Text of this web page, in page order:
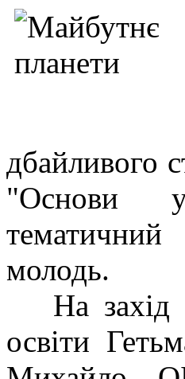
дбайливого
"Основи
молодь.
На захід
освіти